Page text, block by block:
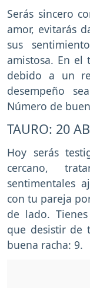
Serás sincero
amor, evitarás
sus
amistosa. En
debido a un
desempeño
Número de
TAURO: 20
Hoy serás
cercano,
sentimentales
con tu pareja
de lado.
que desistir de
buena racha: 9.